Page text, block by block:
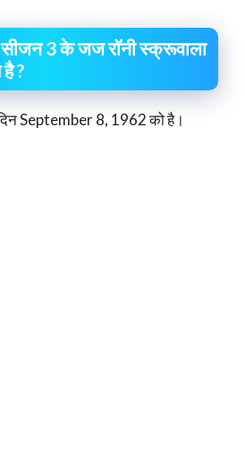
सीजन 3 के जज रॉनी स्क्रूवाला
?
September 8, 1962 को है।